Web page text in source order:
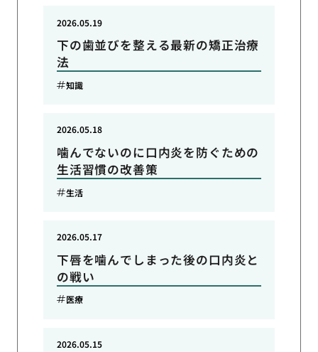
下の歯並びを整える最新の矯正治療
法
2026.05.19
知識
噛んでないのに口内炎を防ぐための
生活習慣の改善策
2026.05.18
生活
下唇を噛んでしまった後の口内炎と
の戦い
2026.05.17
医療
2026.05.15